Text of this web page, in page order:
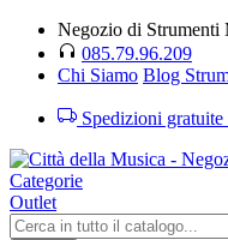
Negozio di Strumenti
085.79.96.209
Chi Siamo Blog
Spedizioni
Categorie
Outlet